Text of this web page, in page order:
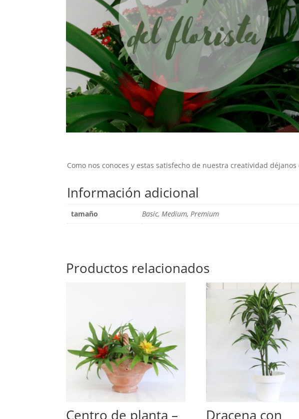
Como nos conoces y estas satisfecho de nuestra creatividad
Información adicional
tamaño Basic, Medium, Premium
Productos relacionados
Centro de planta – Dracena con